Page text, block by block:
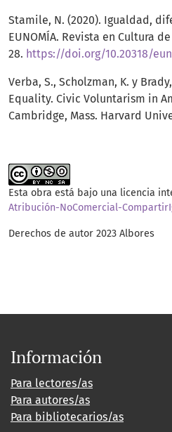
Stamile, N. (2020). Igualdad,
EUNOMÍA. Revista en Cultura
28. https://doi.org/10.20318/
Verba, S., Scholzman, K. y
Equality. Civic Voluntarism in
Cambridge, Mass. Harvard
Esta obra está bajo una licencia
Atribución-NoComercial-
Derechos de autor 2023 Albores
Información
Para lectores/as
Para autores/as
Para bibliotecarios/as